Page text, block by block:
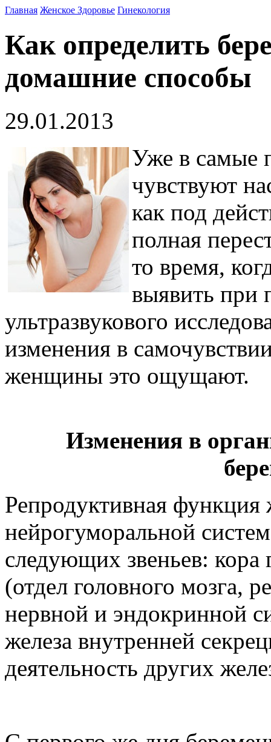
Главная Женское Здоровье Гинекология
Как определить
домашние способы
29.01.2013
Уже в самые
чувствуют
как под
полная
то время,
выявить при
ультразвукового
изменения в
женщины это ощущают.
Изменения в
Репродуктивная
нейрогуморальной
следующих звеньев: кора
(отдел головного мозга,
нервной и эндокринной
железа внутренней
деятельность других